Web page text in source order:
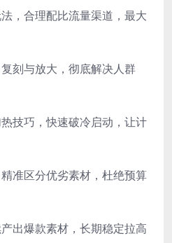
，合理配比流量渠道，最大
刻与放大，彻底解决人群
技巧，快速破冷启动，让计
准区分优劣素材，杜绝预算
出爆款素材，长期稳定拉高